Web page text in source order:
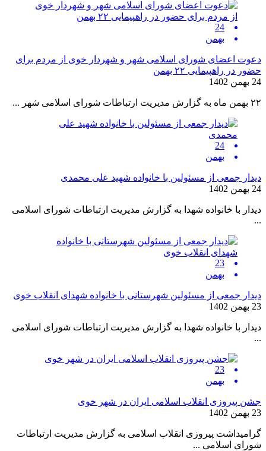
24
بهمن
دعوت اعضای شورای اسلامی شهر و شهردار خوی از مردم برای
حضور در راهپیمایی ۲۲ بهمن
24 بهمن 1402
۲۲ بهمن ماه به گزارش مدیریت ارتباطات شورای اسلامی شهر ...
24
بهمن
دیدار جمعی از مسئولین با خانواده شهید علی محمدی
24 بهمن 1402
دیدار با خانواده شهدا به گزارش مدیریت ارتباطات شورای اسلامی
...
23
بهمن
دیدار جمعی از مسئولین شهرستانی با خانواده شهدای انقلاب خوی
23 بهمن 1402
دیدار با خانواده شهدا به گزارش مدیریت ارتباطات شورای اسلامی
...
23
بهمن
جشن پیروزی انقلاب اسلامی ایران در شهر خوی
23 بهمن 1402
گرامیداشت پیروزی انقلاب اسلامی به گزارش مدیریت ارتباطات
شورای اسلامی ...